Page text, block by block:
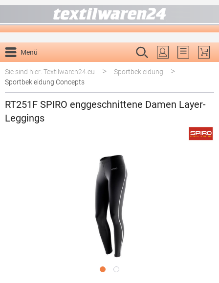
Menü
Du hast 0
Sie sind hier: Textilwaren24.eu
> Sportbekleidung >
Sportbekleidung Concepts
RT251F SPIRO enggeschnittene Damen Layer-
Leggings